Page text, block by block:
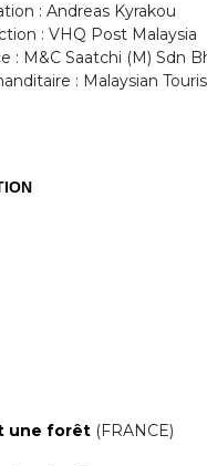
: Andreas Kyrakou
: VHQ Post Malaysia
: M&C Saatchi (M) Sdn
: Malaysian
une forêt (FRANCE)